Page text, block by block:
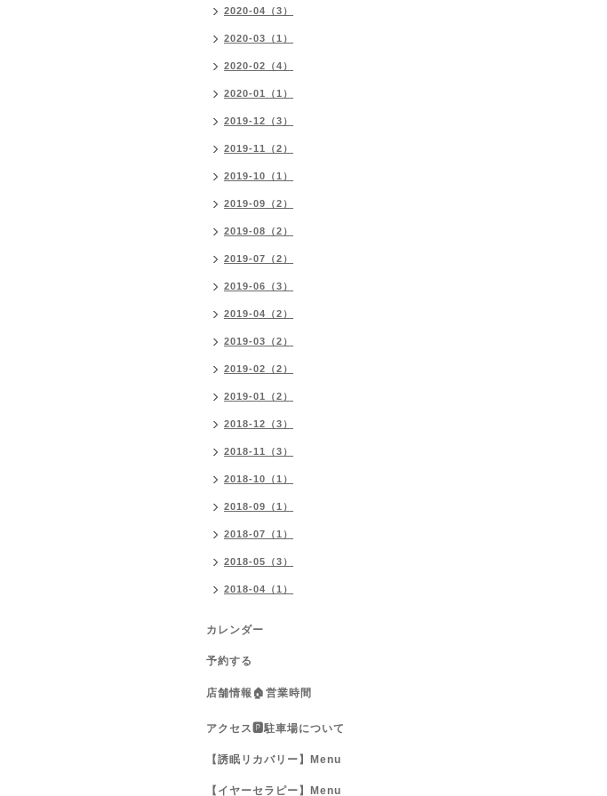
2020-04（3）
2020-03（1）
2020-02（4）
2020-01（1）
2019-12（3）
2019-11（2）
2019-10（1）
2019-09（2）
2019-08（2）
2019-07（2）
2019-06（3）
2019-04（2）
2019-03（2）
2019-02（2）
2019-01（2）
2018-12（3）
2018-11（3）
2018-10（1）
2018-09（1）
2018-07（1）
2018-05（3）
2018-04（1）
カレンダー
予約する
店舗情報🏠営業時間
アクセス🅿️駐車場について
【誘眠リカバリー】Menu
【イヤーセラピー】Menu